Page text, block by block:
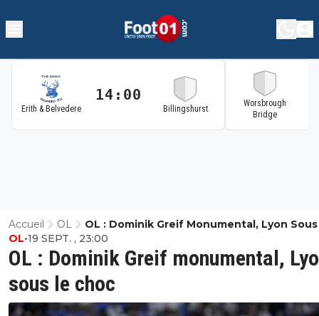
Erith & Belvedere
14:00
Billingshurst
Worsbrough
Bridge
Accueil OL
OL : Dominik Greif Monumental, Lyon
Choc
OL : Dominik Greif monumental,
sous le choc
OL•19 SEPT. , 23:00